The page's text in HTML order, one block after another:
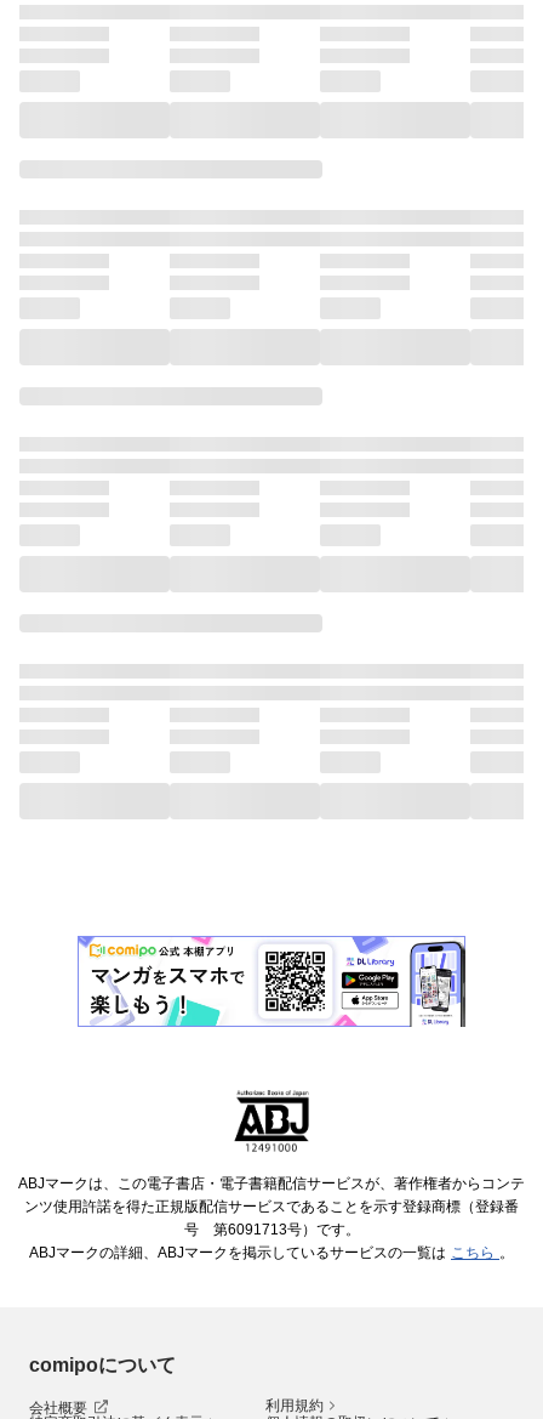
ABJマークは、この電子書店・電子書籍配信サービスが、著作権者からコンテ
ンツ使用許諾を得た正規版配信サービスであることを示す登録商標（登録番
号 第6091713号）です。
ABJマークの詳細、ABJマークを掲示しているサービスの一覧は こちら 。
comipoについて
会社概要
利用規約